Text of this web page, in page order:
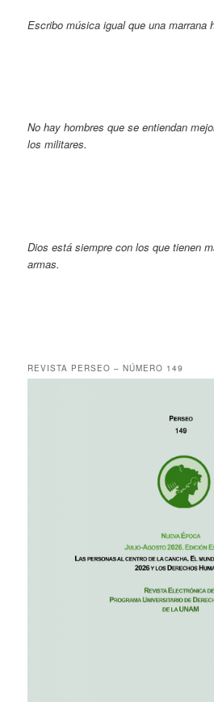
Escribo música igual que una marrana
No hay hombres que se entiendan
los militares.
Dios está siempre con los que tienen
armas.
REVISTA PERSEO – NÚMERO 149